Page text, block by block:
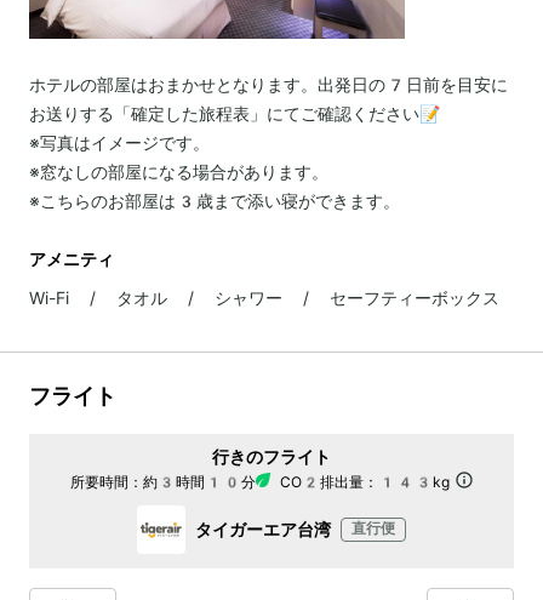
ホテルの部屋はおまかせとなります。出発日の7日前を目安に
お送りする「確定した旅程表」にてご確認ください📝
※写真はイメージです。
※窓なしの部屋になる場合があります。
※こちらのお部屋は3歳まで添い寝ができます。
アメニティ
Wi-Fi / タオル / シャワー / セーフティーボックス
フライト
行きのフライト
所要時間： 約3時間10分 CO2排出量： 143kg
タイガーエア台湾 直行便